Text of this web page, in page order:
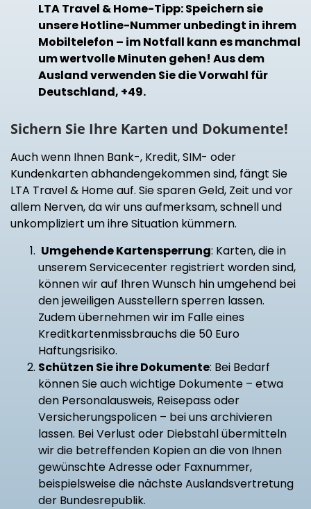
LTA Travel & Home-Tipp: Speichern sie
unsere Hotline-Nummer unbedingt in ihrem
Mobiltelefon – im Notfall kann es manchmal
um wertvolle Minuten gehen! Aus dem
Ausland verwenden Sie die Vorwahl für
Deutschland, +49.
Sichern Sie Ihre Karten und Dokumente!
Auch wenn Ihnen Bank-, Kredit, SIM- oder
Kundenkarten abhandengekommen sind, fängt Sie
LTA Travel & Home auf. Sie sparen Geld, Zeit und vor
allem Nerven, da wir uns aufmerksam, schnell und
unkompliziert um ihre Situation kümmern.
Umgehende Kartensperrung: Karten, die in
unserem Servicecenter registriert worden sind,
können wir auf Ihren Wunsch hin umgehend bei
den jeweiligen Ausstellern sperren lassen.
Zudem übernehmen wir im Falle eines
Kreditkartenmissbrauchs die 50 Euro
Haftungsrisiko.
Schützen Sie ihre Dokumente: Bei Bedarf
können Sie auch wichtige Dokumente – etwa
den Personalausweis, Reisepass oder
Versicherungspolicen – bei uns archivieren
lassen. Bei Verlust oder Diebstahl übermitteln
wir die betreffenden Kopien an die von Ihnen
gewünschte Adresse oder Faxnummer,
beispielsweise die nächste Auslandsvertretung
der Bundesrepublik.